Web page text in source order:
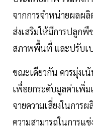
จากการจำหน่ายผลผ
ส่งเสริมให้มีการปลูก
สภาพพื้นที่ และปรับเ
ขณะเดียวกัน ควรมุ่งเน้
เพื่อยกระดับมูลค่าเพิ่
จายความเสี่ยงในการ
ความสามารถในการแ